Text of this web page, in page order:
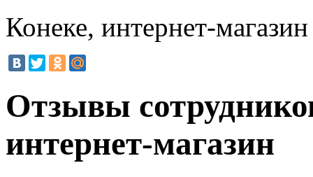
Конеке, интернет-магазин
Отзывы
интернет-магазин